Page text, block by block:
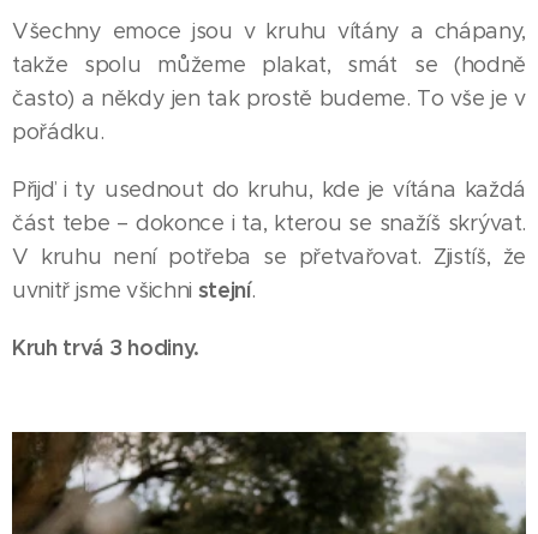
Všechny emoce jsou v kruhu vítány a chápany,
takže spolu můžeme plakat, smát se (hodně
často) a někdy jen tak prostě budeme. To vše je v
pořádku.
Přijď i ty usednout do kruhu, kde je vítána každá
část tebe – dokonce i ta, kterou se snažíš skrývat.
V kruhu není potřeba se přetvařovat. Zjistíš, že
uvnitř jsme všichni stejní.
Kruh trvá 3 hodiny.